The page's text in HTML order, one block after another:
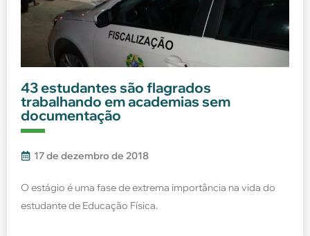
43 estudantes são flagrados
trabalhando em academias sem
documentação
17 de dezembro de 2018
O estágio é uma fase de extrema importância na vida do
estudante de Educação Física.